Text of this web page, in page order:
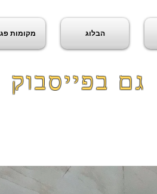
הבלוג מקומות
גם בפייסבוק